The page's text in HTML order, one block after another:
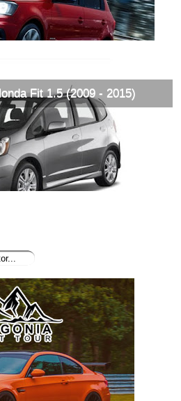
Fit 1.5 (2009 - 2015)